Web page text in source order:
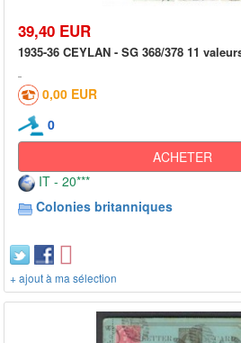
39,40 EUR
1935-36 CEYLAN - SG 368/378 11
0,00 EUR
0
ACHETER
IT - 20***
Colonies britanniques
+ ajout à ma sélection